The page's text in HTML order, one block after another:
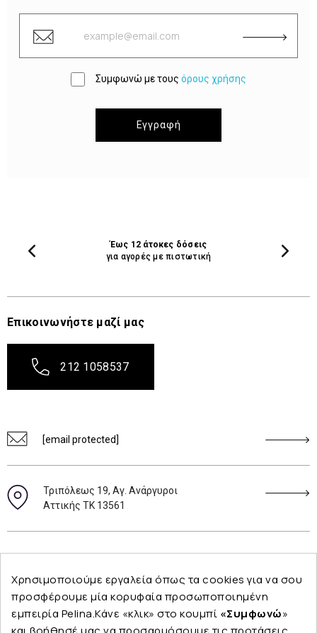
Συμφωνώ με τους όρους χρήσης
Εγγραφή
Έως 12 άτοκες δόσεις
για αγορές με πιστωτική
Επικοινωνήστε μαζί μας
212 1058537
[email protected]
Τριπόλεως 19, Αγ. Ανάργυροι
Αττικής ΤΚ 13561
Χρησιμοποιούμε εργαλεία όπως τα cookies για να σου
προσφέρουμε μία κορυφαία προσωποποιημένη
εμπειρία Pelina.Κάνε «κλικ» στο κουμπί «Συμφωνώ»